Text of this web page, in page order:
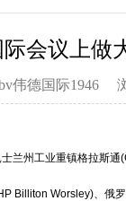
会议上做
伟德国际1946
兰州工业重镇格拉斯通
Billiton Worsley)、俄